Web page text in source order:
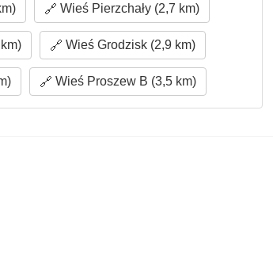
Wieś Pierzchały (2,7 km)
Wieś Grodzisk (2,9 km)
Wieś Proszew B (3,5 km)